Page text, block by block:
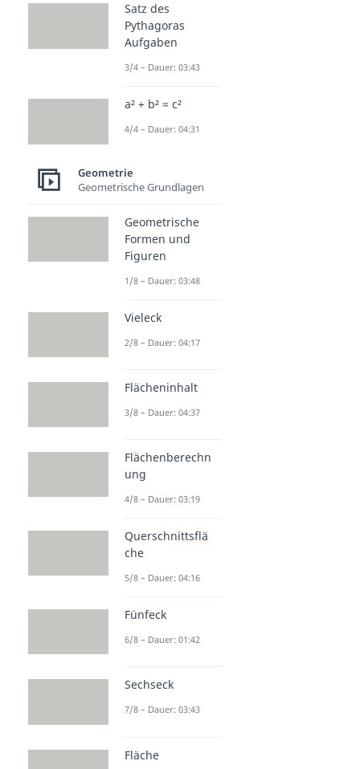
Satz des
Pythagoras
Aufgaben
3/4 – Dauer: 03:43
a² + b² = c²
4/4 – Dauer: 04:31
Geometrie
Geometrische Grundlagen
Geometrische
Formen und
Figuren
1/8 – Dauer: 03:48
Vieleck
2/8 – Dauer: 04:17
Flächeninhalt
3/8 – Dauer: 04:37
Flächenberechn
ung
4/8 – Dauer: 03:19
Querschnittsflä
che
5/8 – Dauer: 04:16
Fünfeck
6/8 – Dauer: 01:42
Sechseck
7/8 – Dauer: 03:43
Fläche